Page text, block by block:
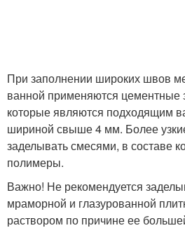
При заполнении широких швов
ванной применяются цементные
которые являются подходящим
шириной свыше 4 мм. Более
заделывать смесями, в составе
полимеры.
Важно! Не рекомендуется
мраморной и глазурованной
раствором по причине ее